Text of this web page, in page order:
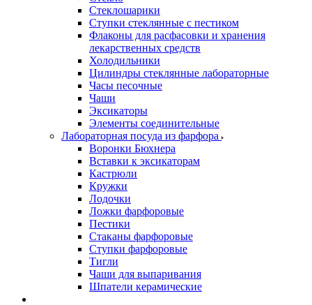
Стеклошарики
Ступки стеклянные с пестиком
Флаконы для расфасовки и хранения
лекарственных средств
Холодильники
Цилиндры стеклянные лабораторные
Часы песочные
Чаши
Эксикаторы
Элементы соединительные
Лабораторная посуда из фарфора
Воронки Бюхнера
Вставки к эксикаторам
Кастрюли
Кружки
Лодочки
Ложки фарфоровые
Пестики
Стаканы фарфоровые
Ступки фарфоровые
Тигли
Чаши для выпаривания
Шпатели керамические